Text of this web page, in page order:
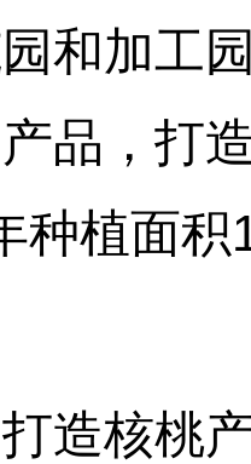
和加工
品，打
种植面
打造核桃